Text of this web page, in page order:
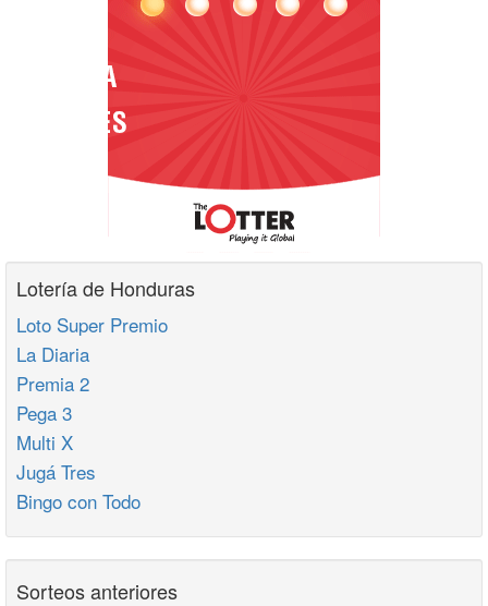
Lotería de Honduras
Loto Super Premio
La Diaria
Premia 2
Pega 3
Multi X
Jugá Tres
Bingo con Todo
Sorteos anteriores